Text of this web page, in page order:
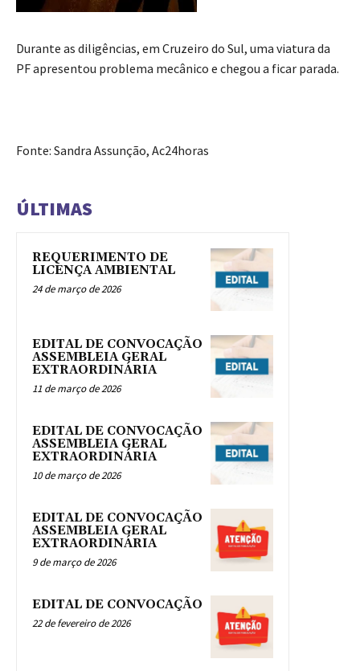
Durante as diligências, em Cruzeiro do Sul, uma viatura da
PF apresentou problema mecânico e chegou a ficar parada.
Fonte: Sandra Assunção, Ac24horas
ÚLTIMAS
REQUERIMENTO DE
LICENÇA AMBIENTAL
24 de março de 2026
EDITAL DE CONVOCAÇÃO
ASSEMBLEIA GERAL
EXTRAORDINÁRIA
11 de março de 2026
EDITAL DE CONVOCAÇÃO
ASSEMBLEIA GERAL
EXTRAORDINÁRIA
10 de março de 2026
EDITAL DE CONVOCAÇÃO
ASSEMBLEIA GERAL
EXTRAORDINÁRIA
9 de março de 2026
EDITAL DE CONVOCAÇÃO
22 de fevereiro de 2026